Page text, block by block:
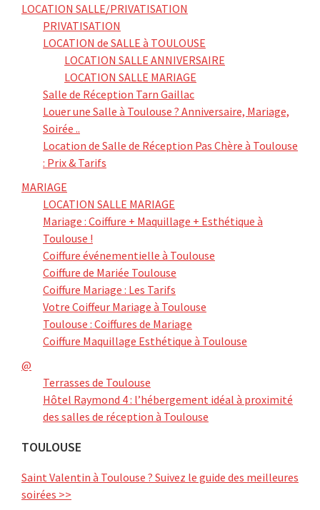
LOCATION SALLE/PRIVATISATION
PRIVATISATION
LOCATION de SALLE à TOULOUSE
LOCATION SALLE ANNIVERSAIRE
LOCATION SALLE MARIAGE
Salle de Réception Tarn Gaillac
Louer une Salle à Toulouse ? Anniversaire, Mariage,
Soirée ..
Location de Salle de Réception Pas Chère à Toulouse
: Prix & Tarifs
MARIAGE
LOCATION SALLE MARIAGE
Mariage : Coiffure + Maquillage + Esthétique à
Toulouse !
Coiffure événementielle à Toulouse
Coiffure de Mariée Toulouse
Coiffure Mariage : Les Tarifs
Votre Coiffeur Mariage à Toulouse
Toulouse : Coiffures de Mariage
Coiffure Maquillage Esthétique à Toulouse
@
Terrasses de Toulouse
Hôtel Raymond 4 : l’hébergement idéal à proximité
des salles de réception à Toulouse
TOULOUSE
Saint Valentin à Toulouse ? Suivez le guide des meilleures
soirées >>